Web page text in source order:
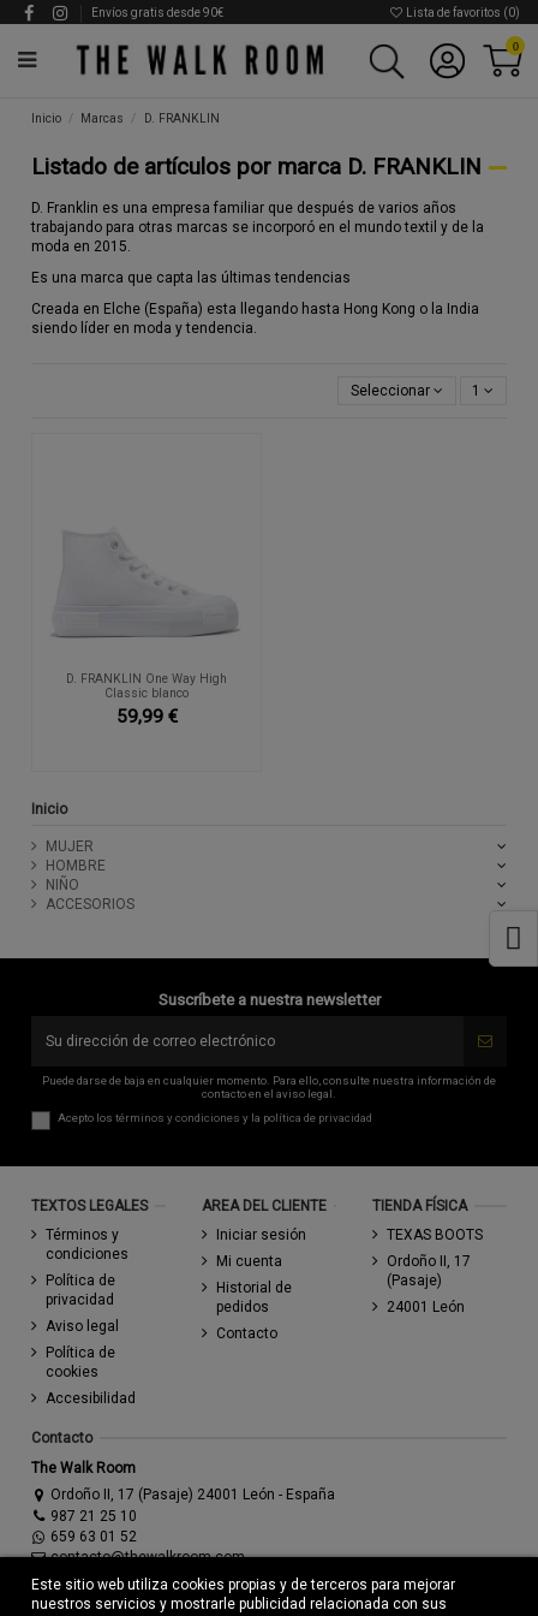
Envíos gratis desde 90€ Lista de favoritos (0)
0
Inicio Marcas D. FRANKLIN
Listado de artículos por marca D. FRANKLIN
D. Franklin es una empresa familiar que después de varios años
trabajando para otras marcas se incorporó en el mundo textil y de la
moda en 2015.
Es una marca que capta las últimas tendencias
Creada en Elche (España) esta llegando hasta Hong Kong o la India
siendo líder en moda y tendencia.
Seleccionar 1
D. FRANKLIN One Way High
Classic blanco
59,99 €
Inicio
MUJER
HOMBRE
NIÑO
ACCESORIOS
Suscríbete a nuestra newsletter
Puede darse de baja en cualquier momento. Para ello, consulte nuestra información de
contacto en el aviso legal.
Acepto lostérminos y condiciones y la política de privacidad
TEXTOS LEGALES
Términos y
condiciones
Política de
privacidad
Aviso legal
Política de
cookies
Accesibilidad
AREA DEL CLIENTE
Iniciar sesión
Mi cuenta
Historial de
pedidos
Contacto
TIENDA FÍSICA
TEXAS BOOTS
Ordoño II, 17
(Pasaje)
24001 León
Contacto
The Walk Room
Ordoño II, 17 (Pasaje) 24001 León - España
987 21 25 10
659 63 01 52
contacto@thewalkroom.com
Este sitio web utiliza cookies propias y de terceros para mejorar
nuestros servicios y mostrarle publicidad relacionada con sus